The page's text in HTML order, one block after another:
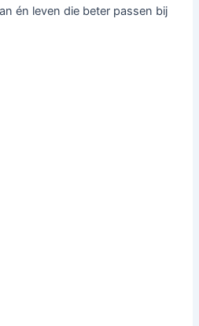
én leven die beter passen bij